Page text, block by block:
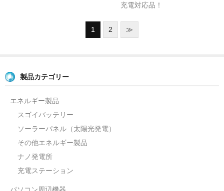
充電対応品！
1 2 ≫
製品カテゴリー
エネルギー製品
スゴイバッテリー
ソーラーパネル（太陽光発電）
その他エネルギー製品
ナノ発電所
充電ステーション
パソコン周辺機器